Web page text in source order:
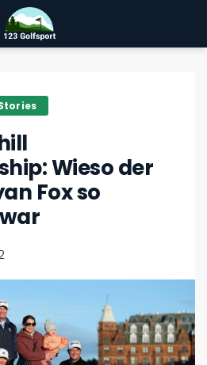
Wieso der
Fox so